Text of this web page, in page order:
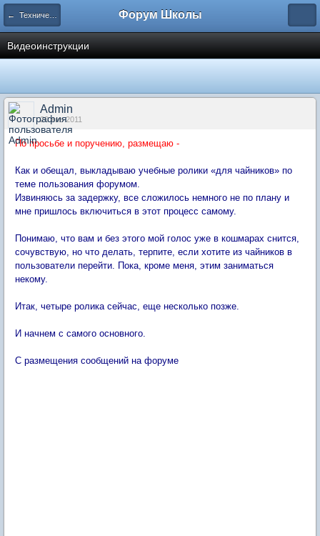
← Технический отдел Форум Школы
Видеоинструкции
Admin
20 янв 2011
По просьбе и поручению, размещаю -
Как и обещал, выкладываю учебные ролики «для чайников» по
теме пользования форумом.
Извиняюсь за задержку, все сложилось немного не по плану и
мне пришлось включиться в этот процесс самому.
Понимаю, что вам и без этого мой голос уже в кошмарах снится,
сочувствую, но что делать, терпите, если хотите из чайников в
пользователи перейти. Пока, кроме меня, этим заниматься
некому.
Итак, четыре ролика сейчас, еще несколько позже.
И начнем с самого основного.
С размещения сообщений на форуме